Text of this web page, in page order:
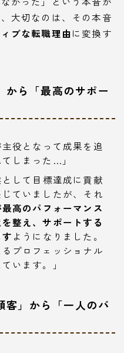
大切なのは、その本音
ブな転職理由 に変換す
から「最高のサポー
主役となって成果を追
しまった…」
として目標達成に貢献
ていましたが、それ
高のパフォーマンス
整え、サポートする
ようになりました。
プロフェッショナル
います。」
客」から「一人のパ